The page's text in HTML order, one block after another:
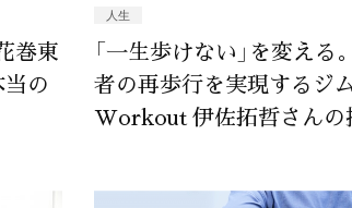
巻東
の
人生
「一生歩けない」を変える
者の再歩行を実現するジ
Workout 伊佐拓哲さんの